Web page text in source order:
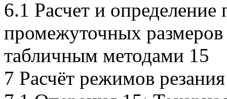
6.1 Расчет и
промежуточных
табличным методами 15
7 Расчёт режимов